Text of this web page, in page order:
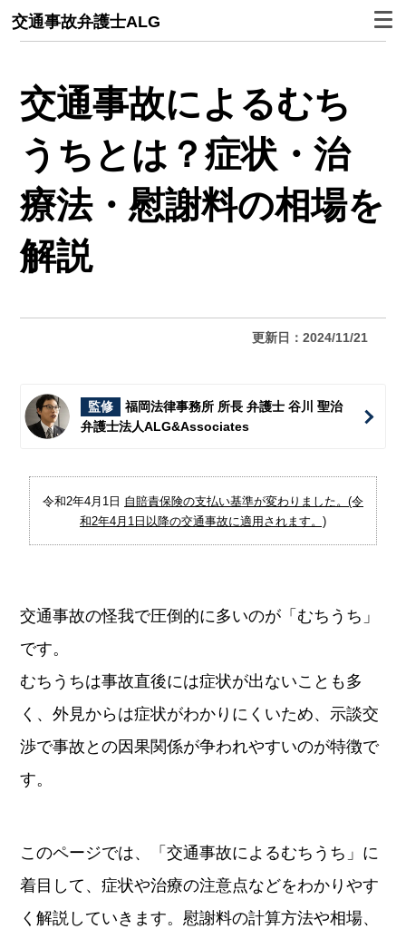
交通事故弁護士ALG
交通事故によるむち
うちとは？症状・治
療法・慰謝料の相場を
解説
更新日：2024/11/21
監修
福岡法律事務所 所長 弁護士 谷川 聖治
弁護士法人ALG&Associates
令和2年4月1日 自賠責保険の支払い基準が変わりました。(令
和2年4月1日以降の交通事故に適用されます。)
交通事故の怪我で圧倒的に多いのが「むちうち」
です。
むちうちは事故直後には症状が出ないことも多
く、外見からは症状がわかりにくいため、示談交
渉で事故との因果関係が争われやすいのが特徴で
す。
このページでは、「交通事故によるむちうち」に
着目して、症状や治療の注意点などをわかりやす
く解説していきます。慰謝料の計算方法や相場、